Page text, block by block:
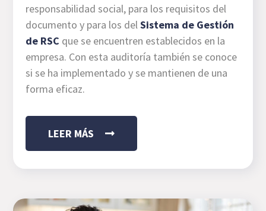
responsabilidad social, para los requisitos del
documento y para los delSistema de Gestión
de RSC que se encuentren establecidos en la
empresa. Con esta auditoría también se conoce
si se ha implementado y se mantienen de una
forma eficaz.
LEER MÁS